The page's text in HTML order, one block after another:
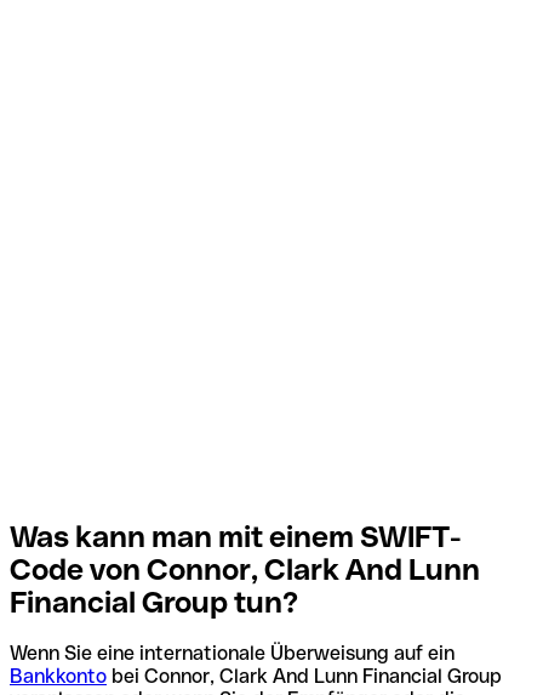
Was kann man mit einem SWIFT-
Code von Connor, Clark And Lunn
Financial Group tun?
Wenn Sie eine internationale Überweisung auf ein
Bankkonto bei Connor, Clark And Lunn Financial Group